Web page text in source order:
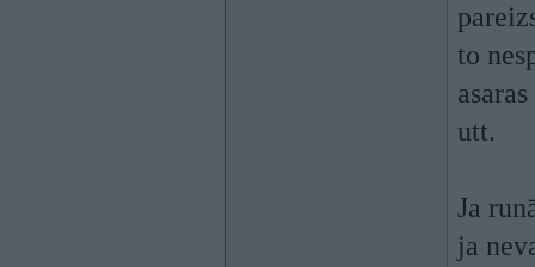
to
utt.
Ja
ja